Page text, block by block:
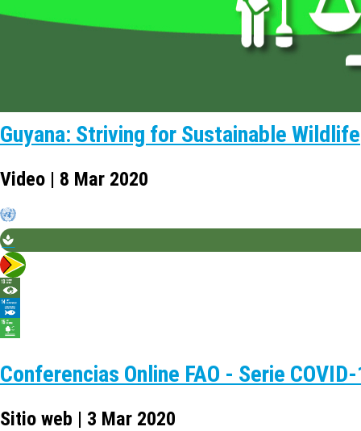
Guyana: Striving for Sustainable Wildlife
Video | 8 Mar 2020
Conferencias Online FAO - Serie
Sitio web | 3 Mar 2020